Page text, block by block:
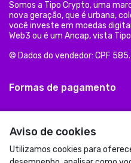
Aviso de cookies
Utilizamos cookies para
Somos a Tipo Crypto, uma
nova geração, que é urbana,
você investe em moedas
Web3 ou é um Ancap, vista
© Dados do vendedor: CPF
Formas de pagamento